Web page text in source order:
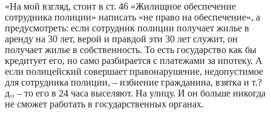
«На мой взгляд, стоит в ст. 46 «Жилищное обеспечение
сотрудника полиции» написать «не право на обеспечение», а
предусмотреть: если сотрудник полиции получает жилье в
аренду на 30 лет, верой и правдой эти 30 лет служит, он
получает жилье в собственность. То есть государство как бы
кредитует его, но само разбирается с платежами за ипотеку. А
если полицейский совершает правонарушение, недопустимое
для сотрудника полиции, – избиение гражданина, взятка и т.?
д., – то его в 24 часа выселяют. На улицу. И он больше никогда
не сможет работать в государственных органах.